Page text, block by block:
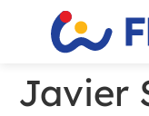
Javier